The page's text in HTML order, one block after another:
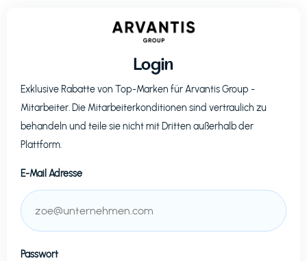
Login
Exklusive Rabatte von Top-Marken fürArvantis Group -
Mitarbeiter. Die Mitarbeiterkonditionen sind vertraulich zu
behandeln und teile sie nicht mit Dritten außerhalb der
Plattform.
E-Mail Adresse
Passwort